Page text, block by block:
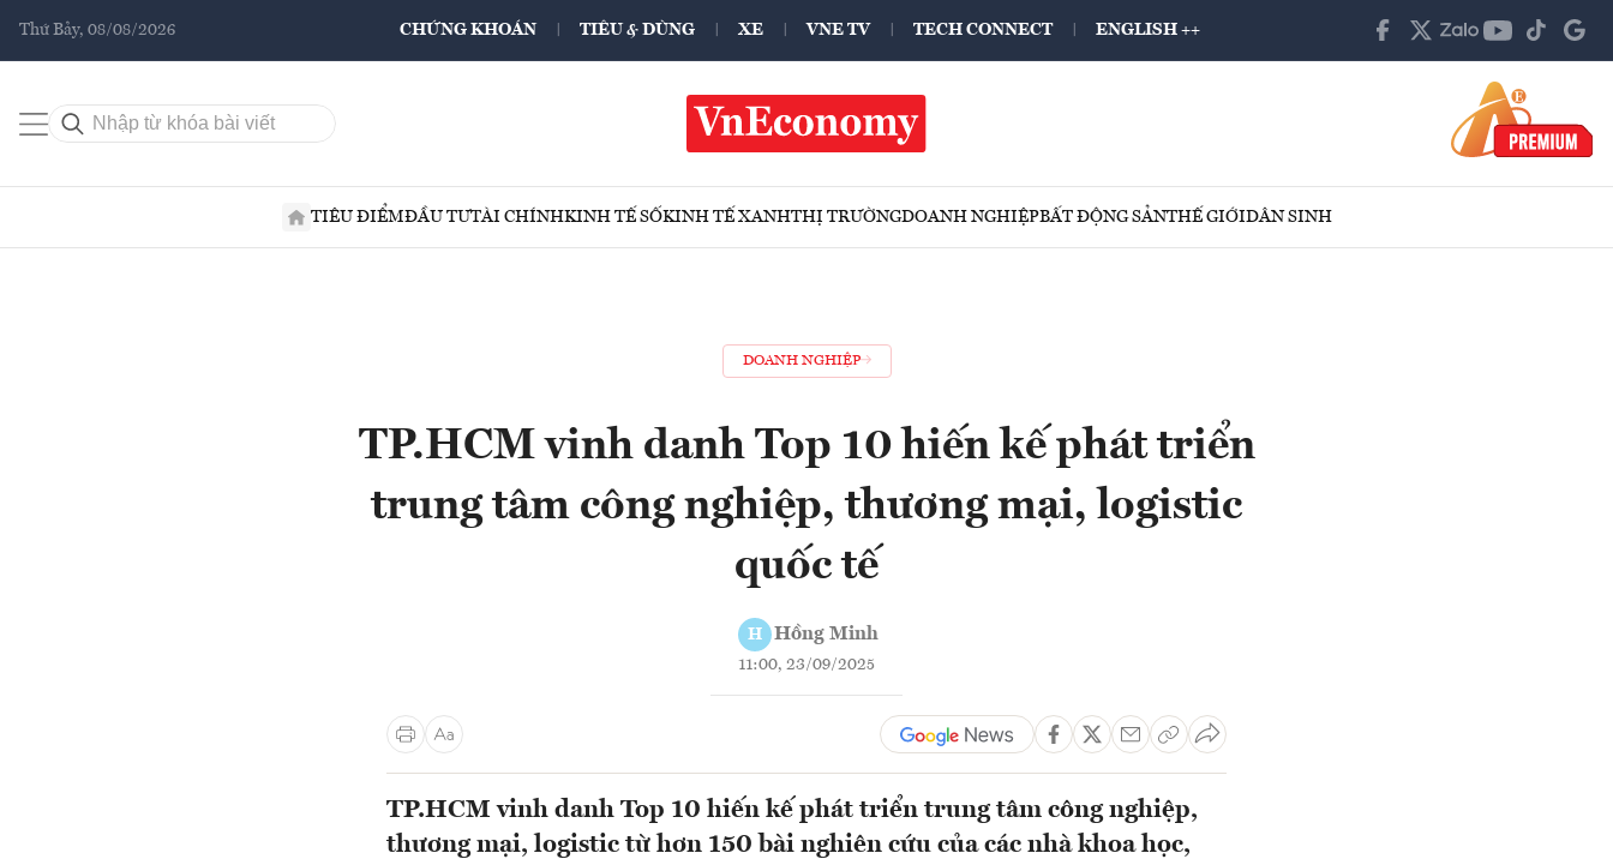
Thứ Bảy, 08/08/2026 CHỨNG KHOÁN TIÊU & DÙNG XE VNE TV TECH CONNECT ENGLISH ++
TIÊU ĐIỂMĐẦU TƯTÀI CHÍNHKINH TẾ SỐKINH TẾ XANHTHỊ TRƯỜNGDOANH NGHIỆPBẤT ĐỘNG SẢNTHẾ GIỚIDÂN SINH
DOANH NGHIỆP
TP.HCM vinh danh Top 10 hiến kế phát triển
trung tâm công nghiệp, thương mại, logistic
quốc tế
H Hồng Minh
11:00, 23/09/2025
TP.HCM vinh danh Top 10 hiến kế phát triển trung tâm công nghiệp,
thương mại, logistic từ hơn 150 bài nghiên cứu của các nhà khoa học,